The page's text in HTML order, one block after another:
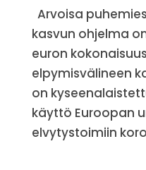
Arvoisa
kasvun ohjelma
euron
elpymisvälineen
on
käyttö Euroopan
elvytystoimiin